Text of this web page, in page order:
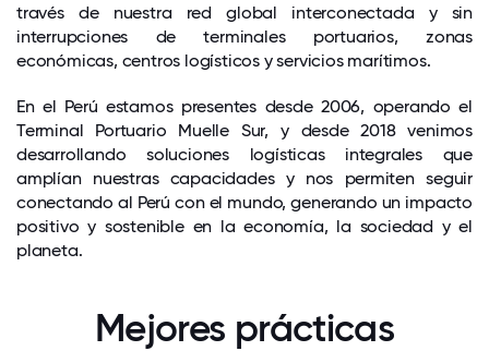
través de nuestra red global interconectada y sin
interrupciones de terminales portuarios, zonas
económicas, centros logísticos y servicios marítimos.
En el Perú estamos presentes desde 2006, operando el
Terminal Portuario Muelle Sur, y desde 2018 venimos
desarrollando soluciones logísticas integrales que
amplían nuestras capacidades y nos permiten seguir
conectando al Perú con el mundo, generando un impacto
positivo y sostenible en la economía, la sociedad y el
planeta.
Mejores prácticas